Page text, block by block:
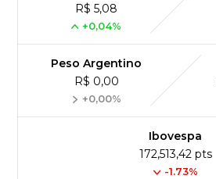
R$ 5,08
+0,04%
Peso Argentino
R$ 0,00
+0,00%
Ibovespa
172,513,42 pts
-1.73%